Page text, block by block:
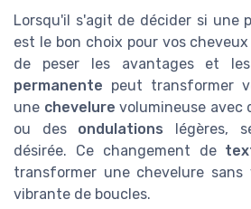
Lorsqu'il s'agit de décider si une
est le bon choix pour vos
de peser les avantages et
permanente peut transformer
une chevelure volumineuse avec
ou des ondulations légères,
désirée. Ce changement de
transformer une chevelure
vibrante de boucles.